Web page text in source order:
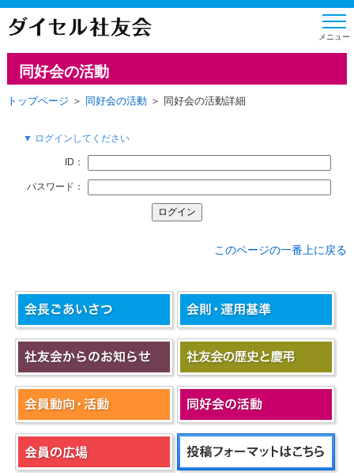
同好会の活動
トップページ ＞ 同好会の活動＞ 同好会の活動詳細
▼ ログインしてください
ID：
パスワード：
このページの一番上に戻る